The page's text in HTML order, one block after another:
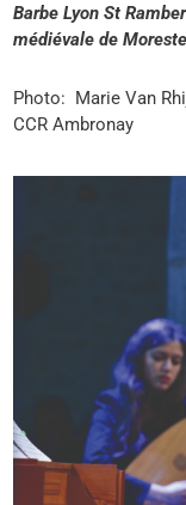
Barbe Lyon St
médiévale de
Photo: Marie Van
CCR Ambronay